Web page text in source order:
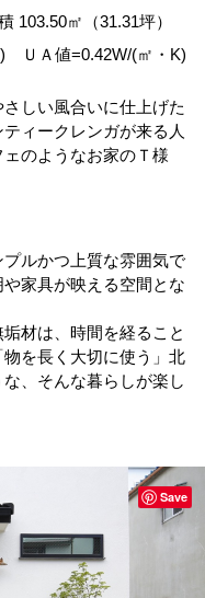
103.50㎡（31.31坪）
ＵＡ値=0.42W/(㎡・K)
しい風合いに仕上げた
ィークレンガが来る人
のようなお家のＴ様
ルかつ上質な雰囲気で
家具が映える空間とな
材は、時間を経ること
を長く大切に使う」北
、そんな暮らしが楽し
Save